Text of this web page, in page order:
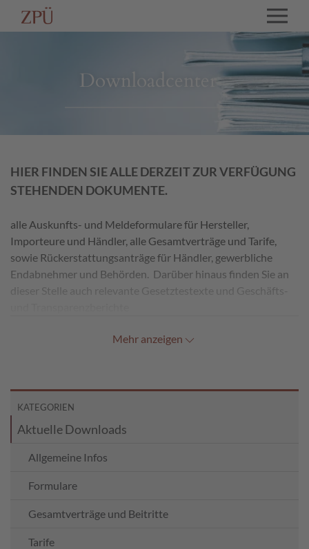
Downloadcenter
HIER FINDEN SIE ALLE DERZEIT ZUR VERFÜGUNG
STEHENDEN DOKUMENTE.
alle Auskunfts- und Meldeformulare für Hersteller,
Importeure und Händler, alle Gesamtverträge und Tarife,
sowie Rückerstattungsanträge für Händler, gewerbliche
Endabnehmer und Behörden. Darüber hinaus finden Sie an
dieser Stelle auch relevante Gesetztestexte und Geschäfts-
Mehr anzeigen
KATEGORIEN
Aktuelle Downloads
Allgemeine Infos
Formulare
Gesamtverträge und Beitritte
Tarife